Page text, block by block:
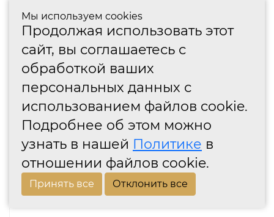
Мы используем cookies
Продолжая использовать этот
сайт, вы соглашаетесь с
обработкой ваших
персональных данных с
использованием файлов cookie.
Подробнее об этом можно
узнать в нашей Политике в
отношении файлов cookie.
Принять все Отклонить все